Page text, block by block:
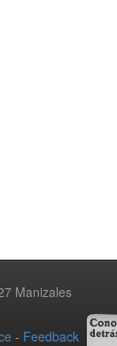
Manizales
- Feedback